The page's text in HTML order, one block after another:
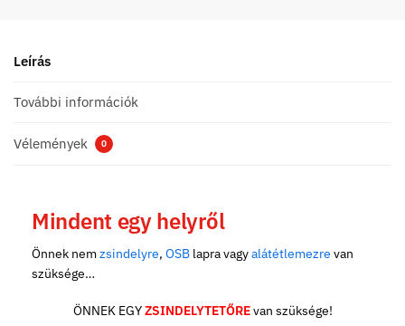
Leírás
További információk
Vélemények 0
Mindent egy helyről
Önnek nemzsindelyre, OSB lapra vagyalátétlemezre van
szüksége…
ÖNNEK EGYZSINDELYTETŐREvan szüksége!